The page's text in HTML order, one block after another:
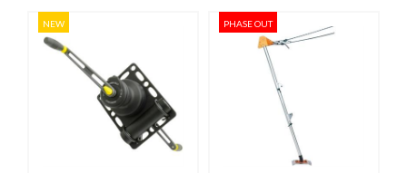
NEW PHASE OUT